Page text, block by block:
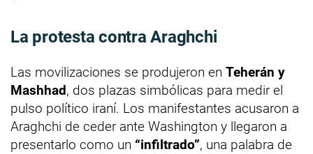
La protesta contra Araghchi
Las movilizaciones se produjeron en Teherán y
Mashhad, dos plazas simbólicas para medir el
pulso político iraní. Los manifestantes acusaron a
Araghchi de ceder ante Washington y llegaron a
presentarlo como un “infiltrado”, una palabra de